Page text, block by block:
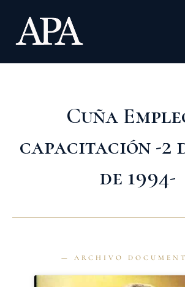
contenido
Cuña
capacitación -2
de 1994-